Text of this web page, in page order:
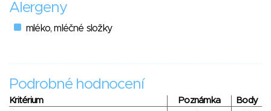
Alergeny
mléko, mléčné složky
Podrobné hodnocení
Kritérium Poznámka
Body